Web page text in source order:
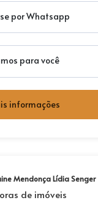
por Whatsapp
para você
informações
Mendonça Lídia Senger
de imóveis